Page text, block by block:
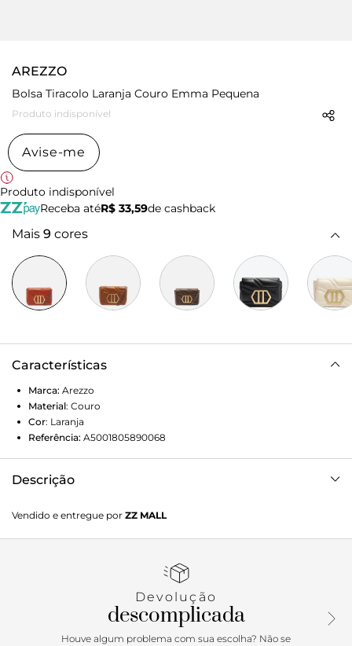
AREZZO
Bolsa Tiracolo Laranja Couro Emma Pequena
Produto indisponível
Avise-me
Produto indisponível
Receba atéR$ 33,59de cashback
Mais 9 cores
Características
Marca: Arezzo
Material: Couro
Cor: Laranja
Referência: A5001805890068
Descrição
acessório tem formato estruturado e quadrado e capas
com costuras em matelassê geométricas. Traz alça em
ajuste lateral. Possui fecho em tampo frontal e imã, além
Vendido e entregue por ZZ MALL
Devolução
descomplicada
Houve algum problema com sua escolha? Não se